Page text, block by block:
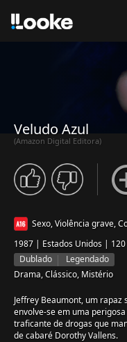
Veludo Azul
(Amazon Digital Editora)
Sexo, Violência grave,
1987 | Estados Unidos |
Dublado
Legendado
Drama, Clássico, Mistério
Jeffrey Beaumont, um
envolve-se em uma
traficante de drogas que
de cabaré Dorothy Vallens.